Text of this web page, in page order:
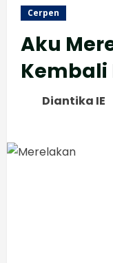
Cerpen
Aku
Kembali
Diantika IE